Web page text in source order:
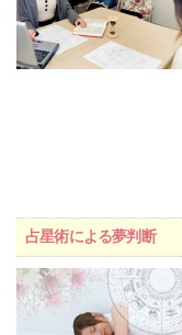
占星術による夢判断